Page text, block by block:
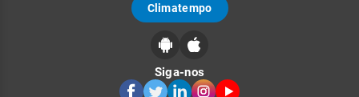
Climatempo
Siga-nos